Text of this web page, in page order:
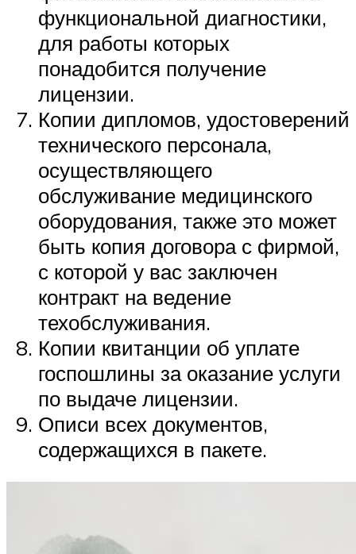
функциональной диагностики,
для работы которых
понадобится получение
лицензии.
Копии дипломов, удостоверений
технического персонала,
осуществляющего
обслуживание медицинского
оборудования, также это может
быть копия договора с фирмой,
с которой у вас заключен
контракт на ведение
техобслуживания.
Копии квитанции об уплате
госпошлины за оказание услуги
по выдаче лицензии.
Описи всех документов,
содержащихся в пакете.